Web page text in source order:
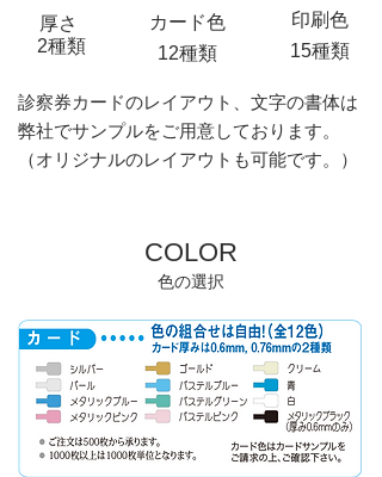
厚さ
2種類
カード色
12種類
印刷色
15種類
診察券カードのレイアウト、文字の書体は
弊社でサンプルをご用意しております。
（オリジナルのレイアウトも可能です。）
COLOR
​色の選択